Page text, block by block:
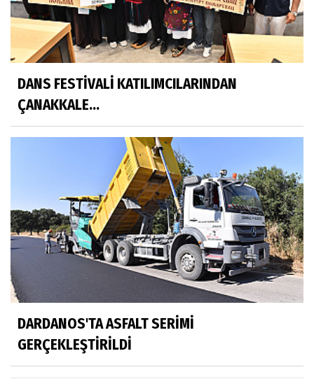
DANS FESTİVALİ KATILIMCILARINDAN
ÇANAKKALE...
DARDANOS'TA ASFALT SERİMİ
GERÇEKLEŞTİRİLDİ